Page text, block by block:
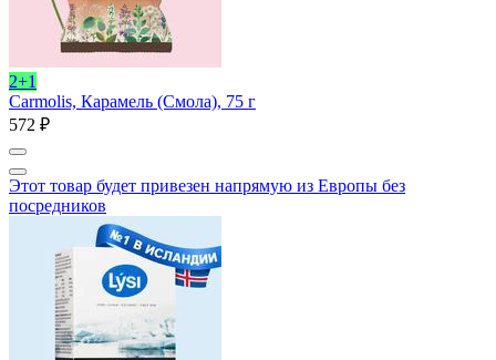
2+1
Carmolis, Карамель (Смола), 75 г
572 ₽
Этот товар будет привезен напрямую из Европы без
посредников